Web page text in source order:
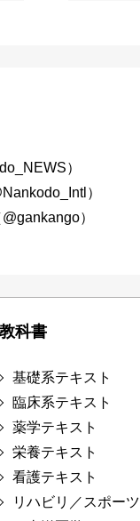
）
）
）
教科書
基礎系テキスト
臨床系テキスト
薬学テキスト
栄養テキスト
看護テキスト
リハビリ／スポーツ